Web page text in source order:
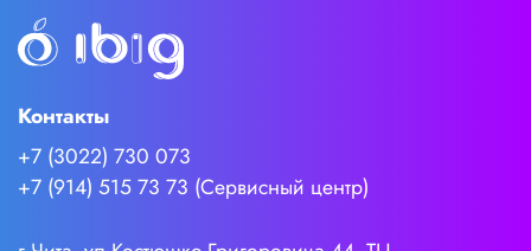
Контакты
+7 (3022) 730 073
+7 (914) 515 73 73 (Сервисный центр)